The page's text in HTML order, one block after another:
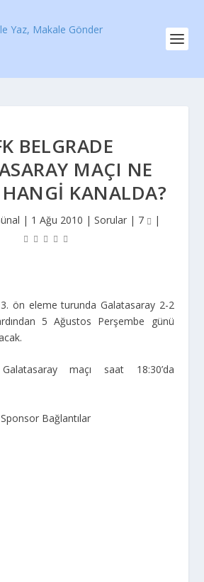
BELGRADE
MAÇI NE
KANALDA?
| 1 Ağu 2010 | Sorular| 7 |
ön eleme turunda Galatasaray 2-2
5 Ağustos Perşembe günü
maçı saat 18:30’da
Sponsor Bağlantılar